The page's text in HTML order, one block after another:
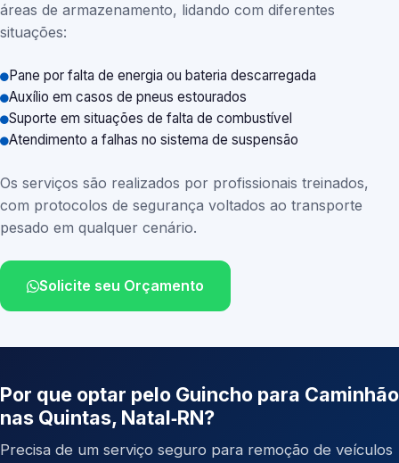
áreas de armazenamento, lidando com diferentes
situações:
Pane por falta de energia ou bateria descarregada
Auxílio em casos de pneus estourados
Suporte em situações de falta de combustível
Atendimento a falhas no sistema de suspensão
Os serviços são realizados por profissionais treinados,
com protocolos de segurança voltados ao transporte
pesado em qualquer cenário.
Solicite seu Orçamento
Por que optar pelo Guincho para Caminhão
nas Quintas, Natal‑RN?
Precisa de um serviço seguro para remoção de veículos